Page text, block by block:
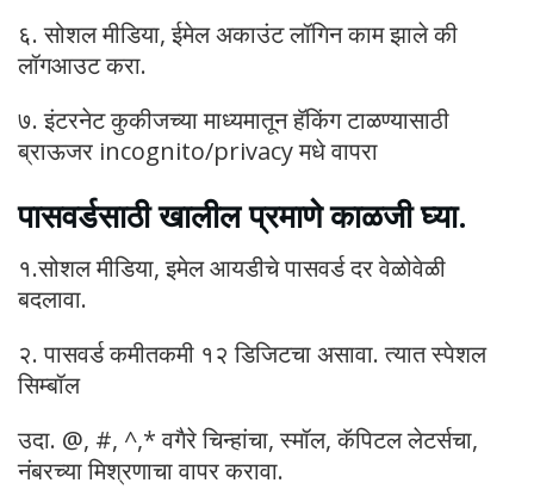
६. सोशल मीडिया, ईमेल अकाउंट लॉगिन काम झाले की
लॉगआउट करा.
७. इंटरनेट कुकीजच्या माध्यमातून हॅकिंग टाळण्यासाठी
ब्राऊजर incognito/privacy मधे वापरा
पासवर्डसाठी खालील प्रमाणे काळजी घ्या.
१.सोशल मीडिया, इमेल आयडीचे पासवर्ड दर वेळोवेळी
बदलावा.
२. पासवर्ड कमीतकमी १२ डिजिटचा असावा. त्यात स्पेशल
सिम्बॉल
उदा. @, #, ^,* वगैरे चिन्हांचा, स्मॉल, कॅपिटल लेटर्सचा,
नंबरच्या मिश्रणाचा वापर करावा.